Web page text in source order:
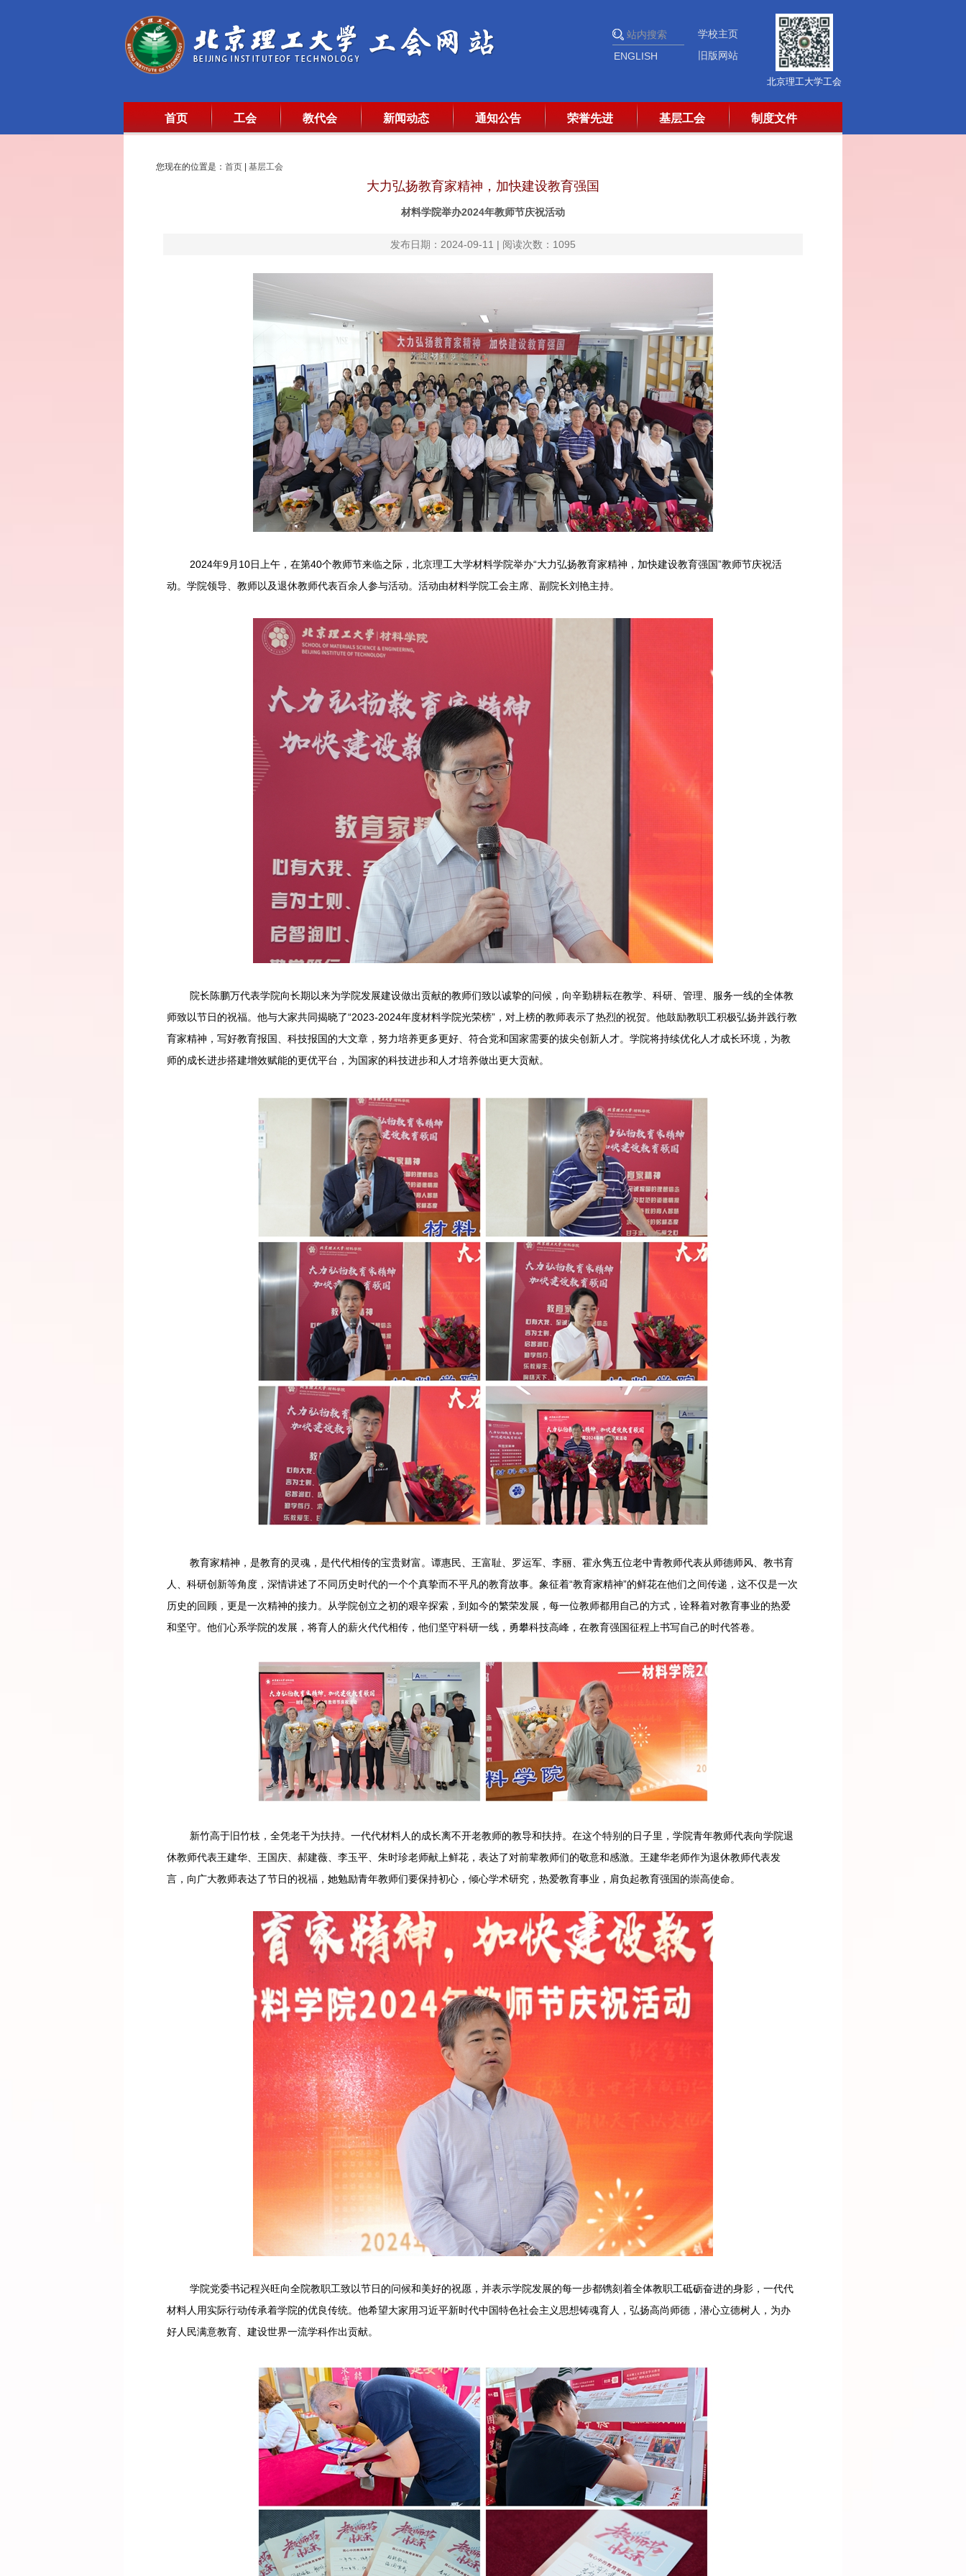
ENGLISH
学校主页
旧版网站
北京理工大学工会
首页 工会 教代会 新闻动态 通知公告 荣誉先进 基层工会 制度文件
您现在的位置是： 首页 基层工会
大力弘扬教育家精神，加快建设教育强国
材料学院举办2024年教师节庆祝活动
发布日期：2024-09-11 | 阅读次数： 1095
2024年9月10日上午，在第40个教师节来临之际，北京理工大学材料学院举办“大力弘扬教育家精神，加快建设教育强国”教师节庆祝活
动。学院领导、教师以及退休教师代表百余人参与活动。活动由材料学院工会主席、副院长刘艳主持。
院长陈鹏万代表学院向长期以来为学院发展建设做出贡献的教师们致以诚挚的问候，向辛勤耕耘在教学、科研、管理、服务一线的全体教
师致以节日的祝福。他与大家共同揭晓了“2023-2024年度材料学院光荣榜”，对上榜的教师表示了热烈的祝贺。他鼓励教职工积极弘扬并践行教
育家精神，写好教育报国、科技报国的大文章，努力培养更多更好、符合党和国家需要的拔尖创新人才。学院将持续优化人才成长环境，为教
师的成长进步搭建增效赋能的更优平台，为国家的科技进步和人才培养做出更大贡献。
教育家精神，是教育的灵魂，是代代相传的宝贵财富。谭惠民、王富耻、罗运军、李丽、霍永隽五位老中青教师代表从师德师风、教书育
人、科研创新等角度，深情讲述了不同历史时代的一个个真挚而不平凡的教育故事。象征着“教育家精神”的鲜花在他们之间传递，这不仅是一次
历史的回顾，更是一次精神的接力。从学院创立之初的艰辛探索，到如今的繁荣发展，每一位教师都用自己的方式，诠释着对教育事业的热爱
和坚守。他们心系学院的发展，将育人的薪火代代相传，他们坚守科研一线，勇攀科技高峰，在教育强国征程上书写自己的时代答卷。
新竹高于旧竹枝，全凭老干为扶持。一代代材料人的成长离不开老教师的教导和扶持。在这个特别的日子里，学院青年教师代表向学院退
休教师代表王建华、王国庆、郝建薇、李玉平、朱时珍老师献上鲜花，表达了对前辈教师们的敬意和感激。王建华老师作为退休教师代表发
言，向广大教师表达了节日的祝福，她勉励青年教师们要保持初心，倾心学术研究，热爱教育事业，肩负起教育强国的崇高使命。
学院党委书记程兴旺向全院教职工致以节日的问候和美好的祝愿，并表示学院发展的每一步都镌刻着全体教职工砥砺奋进的身影，一代代
材料人用实际行动传承着学院的优良传统。他希望大家用习近平新时代中国特色社会主义思想铸魂育人，弘扬高尚师德，潜心立德树人，为办
好人民满意教育、建设世界一流学科作出贡献。